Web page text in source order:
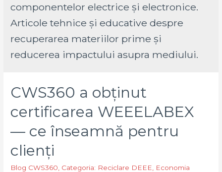
componentelor electrice și electronice.
Articole tehnice și educative despre
recuperarea materiilor prime și
reducerea impactului asupra mediului.
CWS360 a obținut
certificarea WEEELABEX
— ce înseamnă pentru
clienți
Blog CWS360 Categoria: Reciclare DEEE
Economia